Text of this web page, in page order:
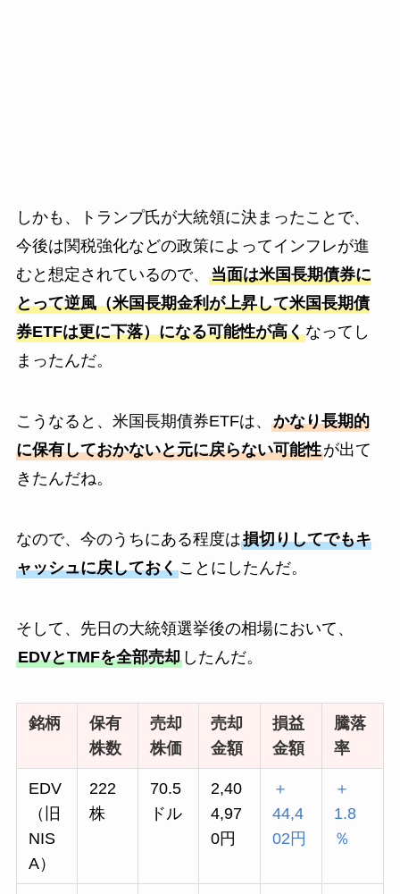
しかも、トランプ氏が大統領に決まったことで、
今後は関税強化などの政策によってインフレが進
むと想定されているので、 当面は米国長期債券に
とって逆風（米国長期金利が上昇して米国長期債
券ETFは更に下落）になる可能性が高くなってし
まったんだ。
こうなると、米国長期債券ETFは、 かなり長期的
に保有しておかないと元に戻らない可能性が出て
きたんだね。
なので、今のうちにある程度は損切りしてでもキ
ャッシュに戻しておくことにしたんだ。
そして、先日の大統領選挙後の相場において、
EDVとTMFを全部売却したんだ。
銘柄
保有
株数
売却
株価
売却
金額
損益
金額
騰落
率
EDV
（旧
NIS
A）
222
株
70.5
ドル
2,40
4,97
0円
＋
44,4
02円
＋
1.8
％